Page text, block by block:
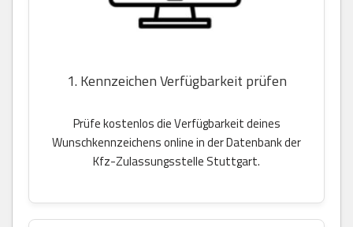
1. Kennzeichen Verfügbarkeit prüfen
Prüfe kostenlos die Verfügbarkeit deines
Wunschkennzeichens online in der Datenbank der
Kfz-Zulassungsstelle Stuttgart.